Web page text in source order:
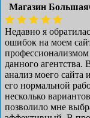
Магазин
Недавно я
ошибок на моем
данного
анализ моего
его нормальной
несколько
позволило мне